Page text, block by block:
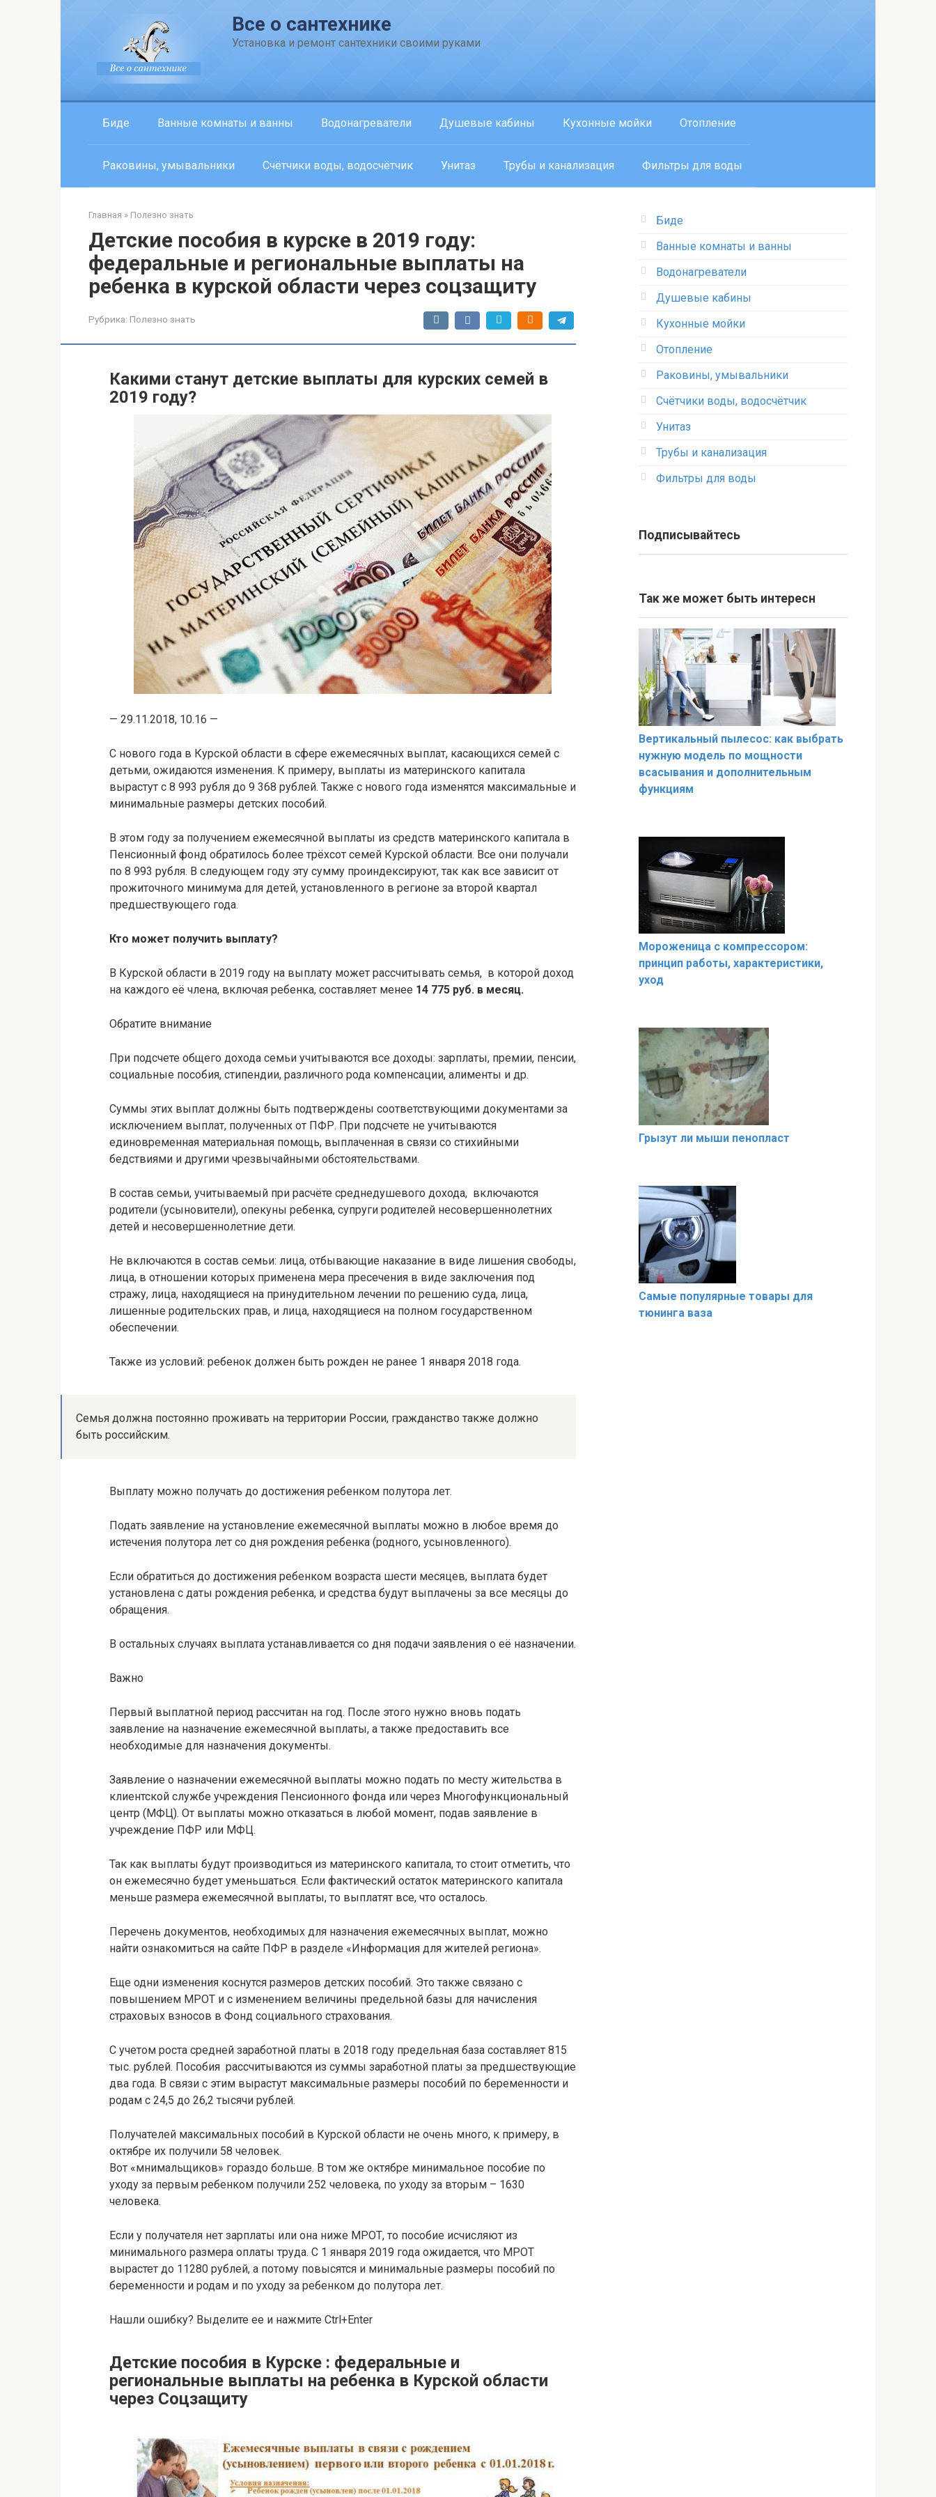
Все о сантехнике
Установка и ремонт сантехники своими руками
Биде Ванные комнаты и ванны Водонагреватели Душевые кабины Кухонные мойки Отопление
Раковины, умывальники Счётчики воды, водосчётчик Унитаз Трубы и канализация Фильтры для воды
Главная » Полезно знать
Детские пособия в курске в 2019 году:
федеральные и региональные выплаты на
ребенка в курской области через соцзащиту
Рубрика: Полезно знать
Какими станут детские выплаты для курских семей в
2019 году?
— 29.11.2018, 10.16 —
С нового года в Курской области в сфере ежемесячных выплат, касающихся семей с
детьми, ожидаются изменения. К примеру, выплаты из материнского капитала
вырастут с 8 993 рубля до 9 368 рублей. Также с нового года изменятся максимальные и
минимальные размеры детских пособий.
В этом году за получением ежемесячной выплаты из средств материнского капитала в
Пенсионный фонд обратилось более трёхсот семей Курской области. Все они получали
по 8 993 рубля. В следующем году эту сумму проиндексируют, так как все зависит от
прожиточного минимума для детей, установленного в регионе за второй квартал
предшествующего года.
Кто может получить выплату?
В Курской области в 2019 году на выплату может рассчитывать семья, в которой доход
на каждого её члена, включая ребенка, составляет менее 14 775 руб. в месяц.
Обратите внимание
При подсчете общего дохода семьи учитываются все доходы: зарплаты, премии, пенсии,
социальные пособия, стипендии, различного рода компенсации, алименты и др.
Суммы этих выплат должны быть подтверждены соответствующими документами за
исключением выплат, полученных от ПФР. При подсчете не учитываются
единовременная материальная помощь, выплаченная в связи со стихийными
бедствиями и другими чрезвычайными обстоятельствами.
В состав семьи, учитываемый при расчёте среднедушевого дохода, включаются
родители (усыновители), опекуны ребенка, супруги родителей несовершеннолетних
детей и несовершеннолетние дети.
Не включаются в состав семьи: лица, отбывающие наказание в виде лишения свободы,
лица, в отношении которых применена мера пресечения в виде заключения под
стражу, лица, находящиеся на принудительном лечении по решению суда, лица,
лишенные родительских прав, и лица, находящиеся на полном государственном
обеспечении.
Также из условий: ребенок должен быть рожден не ранее 1 января 2018 года.
Семья должна постоянно проживать на территории России, гражданство также должно
быть российским.
Выплату можно получать до достижения ребенком полутора лет.
Подать заявление на установление ежемесячной выплаты можно в любое время до
истечения полутора лет со дня рождения ребенка (родного, усыновленного).
Если обратиться до достижения ребенком возраста шести месяцев, выплата будет
установлена с даты рождения ребенка, и средства будут выплачены за все месяцы до
обращения.
В остальных случаях выплата устанавливается со дня подачи заявления о её назначении.
Важно
Первый выплатной период рассчитан на год. После этого нужно вновь подать
заявление на назначение ежемесячной выплаты, а также предоставить все
необходимые для назначения документы.
Заявление о назначении ежемесячной выплаты можно подать по месту жительства в
клиентской службе учреждения Пенсионного фонда или через Многофункциональный
центр (МФЦ). От выплаты можно отказаться в любой момент, подав заявление в
учреждение ПФР или МФЦ.
Так как выплаты будут производиться из материнского капитала, то стоит отметить, что
он ежемесячно будет уменьшаться. Если фактический остаток материнского капитала
меньше размера ежемесячной выплаты, то выплатят все, что осталось.
Перечень документов, необходимых для назначения ежемесячных выплат, можно
найти ознакомиться на сайте ПФР в разделе «Информация для жителей региона».
Еще одни изменения коснутся размеров детских пособий. Это также связано с
повышением МРОТ и с изменением величины предельной базы для начисления
страховых взносов в Фонд социального страхования.
С учетом роста средней заработной платы в 2018 году предельная база составляет 815
тыс. рублей. Пособия рассчитываются из суммы заработной платы за предшествующие
два года. В связи с этим вырастут максимальные размеры пособий по беременности и
родам с 24,5 до 26,2 тысячи рублей.
Получателей максимальных пособий в Курской области не очень много, к примеру, в
октябре их получили 58 человек.
Вот «мнимальщиков» гораздо больше. В том же октябре минимальное пособие по
уходу за первым ребенком получили 252 человека, по уходу за вторым – 1630
человека.
Если у получателя нет зарплаты или она ниже МРОТ, то пособие исчисляют из
минимального размера оплаты труда. С 1 января 2019 года ожидается, что МРОТ
вырастет до 11280 рублей, а потому повысятся и минимальные размеры пособий по
беременности и родам и по уходу за ребенком до полутора лет.
Нашли ошибку? Выделите ее и нажмите Ctrl+Enter
Детские пособия в Курске : федеральные и
региональные выплаты на ребенка в Курской области
через Соцзащиту
Биде
Ванные комнаты и ванны
Водонагреватели
Душевые кабины
Кухонные мойки
Отопление
Раковины, умывальники
Счётчики воды, водосчётчик
Унитаз
Трубы и канализация
Фильтры для воды
Подписывайтесь
Так же может быть интересн
Вертикальный пылесос: как выбрать
нужную модель по мощности
всасывания и дополнительным
функциям
Мороженица с компрессором:
принцип работы, характеристики,
уход
Грызут ли мыши пенопласт
Самые популярные товары для
тюнинга ваза